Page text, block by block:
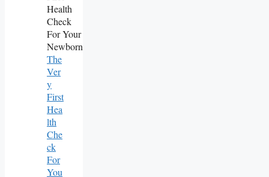
The
Ver
Y
First
Hea
Lth
Che
Ck
For
You